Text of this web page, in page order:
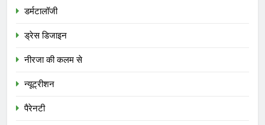
डर्मटालॉजी
ड्रेस डिजाइन
नीरजा की कलम से
न्यूट्रीशन
पैरेनटी